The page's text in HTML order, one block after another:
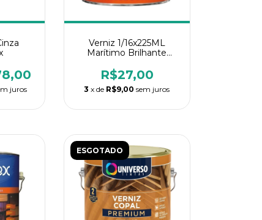
juros
Verniz 1/16x225ML
Marítimo Brilhante
R$27,00
3 x de R$9,00 sem juros
ESGOTADO